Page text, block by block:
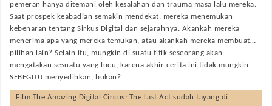
pemeran hanya ditemani oleh kesalahan dan trauma masa lalu mereka.
Saat prospek keabadian semakin mendekat, mereka menemukan
kebenaran tentang Sirkus Digital dan sejarahnya. Akankah mereka
menerima apa yang mereka temukan, atau akankah mereka membuat…
pilihan lain? Selain itu, mungkin di suatu titik seseorang akan
mengatakan sesuatu yang lucu, karena akhir cerita ini tidak mungkin
SEBEGITU menyedihkan, bukan?
Film The Amazing Digital Circus: The Last Act sudah tayang di